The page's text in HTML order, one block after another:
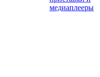
медиаплееры